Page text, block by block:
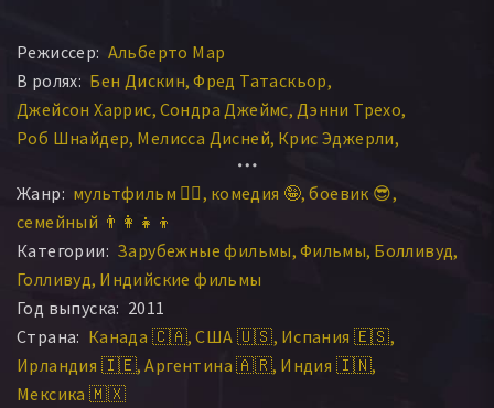
Режиссер: Альберто Мар
В ролях: Бен Дискин Фред Татаскьор
Джейсон Харрис Сондра Джеймс Дэнни Трехо
Роб Шнайдер Мелисса Дисней Крис Эджерли
Билл Лобли Джим Конрой
Крис Филлипс Мэттью Пьяцци Боб Калибан
Брайан МакФедден
Фред Таташиор Хорхе Арвису
Марио Кастаньеда Партидо Питер Памела Роуз
Хесус Гусман Рауль Анайа
Эдуардо Гарса Себастьян Льяпур
Луис Фернандо Ороско Росальба Сотело
Рикардо Техедо
Жанр: мультфильм 🧚‍♀️ комедия 🤪 боевик 😎
семейный 👨‍👩‍👧‍👦
Категории: Зарубежные фильмы Фильмы Болливуд
Голливуд Индийские фильмы
Год выпуска: 2011
Страна: Канада 🇨🇦 США 🇺🇸 Испания 🇪🇸
Ирландия 🇮🇪 Аргентина 🇦🇷 Индия 🇮🇳
Мексика 🇲🇽